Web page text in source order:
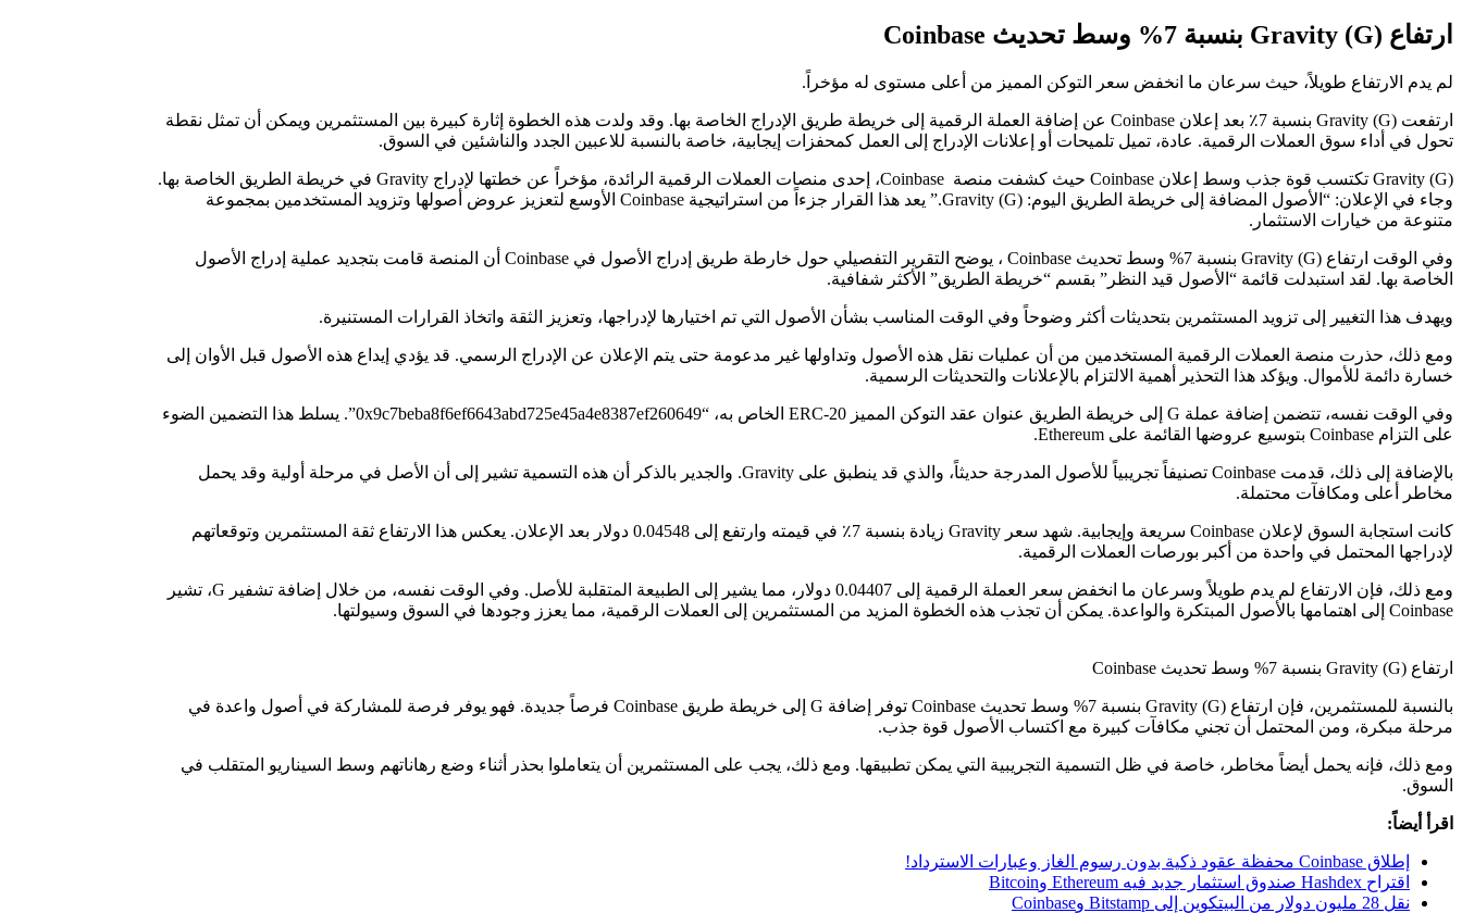
ارتفاع Gravity (G) بنسبة 7% وسط تحديث Coinbase
لم يدم الارتفاع طويلاً، حيث سرعان ما انخفض سعر التوكن المميز من أعلى مستوى له مؤخراً.
ارتفعت Gravity (G) بنسبة 7٪ بعد إعلان Coinbase عن إضافة العملة الرقمية إلى خريطة طريق الإدراج الخاصة بها. وقد ولدت هذه الخطوة إثارة كبيرة بين المستثمرين ويمكن أن تمثل نقطة
تحول في أداء سوق العملات الرقمية. عادة، تميل تلميحات أو إعلانات الإدراج إلى العمل كمحفزات إيجابية، خاصة بالنسبة للاعبين الجدد والناشئين في السوق.
Gravity (G) تكتسب قوة جذب وسط إعلان Coinbase حيث كشفت منصة Coinbase، إحدى منصات العملات الرقمية الرائدة، مؤخراً عن خطتها لإدراج Gravity في خريطة الطريق الخاصة بها.
وجاء في الإعلان: “الأصول المضافة إلى خريطة الطريق اليوم: Gravity (G).” يعد هذا القرار جزءاً من استراتيجية Coinbase الأوسع لتعزيز عروض أصولها وتزويد المستخدمين بمجموعة
متنوعة من خيارات الاستثمار.
وفي الوقت ارتفاع Gravity (G) بنسبة 7% وسط تحديث Coinbase ، يوضح التقرير التفصيلي حول خارطة طريق إدراج الأصول في Coinbase أن المنصة قامت بتجديد عملية إدراج الأصول
الخاصة بها. لقد استبدلت قائمة “الأصول قيد النظر” بقسم “خريطة الطريق” الأكثر شفافية.
ويهدف هذا التغيير إلى تزويد المستثمرين بتحديثات أكثر وضوحاً وفي الوقت المناسب بشأن الأصول التي تم اختيارها لإدراجها، وتعزيز الثقة واتخاذ القرارات المستنيرة.
ومع ذلك، حذرت منصة العملات الرقمية المستخدمين من أن عمليات نقل هذه الأصول وتداولها غير مدعومة حتى يتم الإعلان عن الإدراج الرسمي. قد يؤدي إيداع هذه الأصول قبل الأوان إلى
خسارة دائمة للأموال. ويؤكد هذا التحذير أهمية الالتزام بالإعلانات والتحديثات الرسمية.
وفي الوقت نفسه، تتضمن إضافة عملة G إلى خريطة الطريق عنوان عقد التوكن المميز ERC-20 الخاص به، “0x9c7beba8f6ef6643abd725e45a4e8387ef260649”. يسلط هذا التضمين الضوء
على التزام Coinbase بتوسيع عروضها القائمة على Ethereum.
بالإضافة إلى ذلك، قدمت Coinbase تصنيفاً تجريبياً للأصول المدرجة حديثاً، والذي قد ينطبق على Gravity. والجدير بالذكر أن هذه التسمية تشير إلى أن الأصل في مرحلة أولية وقد يحمل
مخاطر أعلى ومكافآت محتملة.
كانت استجابة السوق لإعلان Coinbase سريعة وإيجابية. شهد سعر Gravity زيادة بنسبة 7٪ في قيمته وارتفع إلى 0.04548 دولار بعد الإعلان. يعكس هذا الارتفاع ثقة المستثمرين وتوقعاتهم
لإدراجها المحتمل في واحدة من أكبر بورصات العملات الرقمية.
ومع ذلك، فإن الارتفاع لم يدم طويلاً وسرعان ما انخفض سعر العملة الرقمية إلى 0.04407 دولار، مما يشير إلى الطبيعة المتقلبة للأصل. وفي الوقت نفسه، من خلال إضافة تشفير G، تشير
Coinbase إلى اهتمامها بالأصول المبتكرة والواعدة. يمكن أن تجذب هذه الخطوة المزيد من المستثمرين إلى العملات الرقمية، مما يعزز وجودها في السوق وسيولتها.
ارتفاع Gravity (G) بنسبة 7% وسط تحديث Coinbase
بالنسبة للمستثمرين، فإن ارتفاع Gravity (G) بنسبة 7% وسط تحديث Coinbase توفر إضافة G إلى خريطة طريق Coinbase فرصاً جديدة. فهو يوفر فرصة للمشاركة في أصول واعدة في
مرحلة مبكرة، ومن المحتمل أن تجني مكافآت كبيرة مع اكتساب الأصول قوة جذب.
ومع ذلك، فإنه يحمل أيضاً مخاطر، خاصة في ظل التسمية التجريبية التي يمكن تطبيقها. ومع ذلك، يجب على المستثمرين أن يتعاملوا بحذر أثناء وضع رهاناتهم وسط السيناريو المتقلب في
السوق.
اقرأ أيضاً:
إطلاق Coinbase محفظة عقود ذكية بدون رسوم الغاز وعبارات الاسترداد!
اقتراح Hashdex صندوق استثمار جديد فيه Ethereum وBitcoin
نقل 28 مليون دولار من البيتكوين إلى Bitstamp وCoinbase